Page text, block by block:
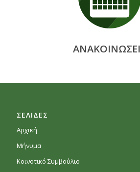
ΣΕΛΙΔΕΣ
Αρχική
Μήνυμα
Κοινοτικό Συμβούλιο